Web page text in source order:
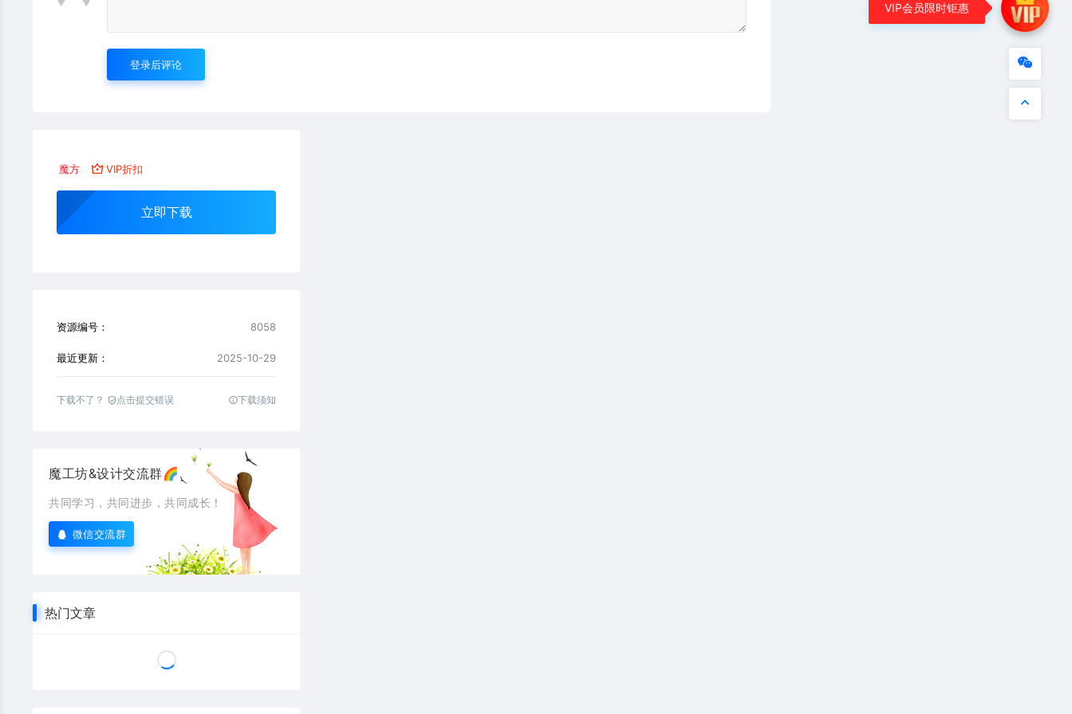
登录后评论
魔方 VIP折扣
立即下载
资源编号： 8058
最近更新： 2025-10-29
下载不了？ 点击提交错误 下载须知
魔工坊&设计交流群🌈
共同学习，共同进步，共同成长！
微信交流群
热门文章
VIP会员限时钜惠